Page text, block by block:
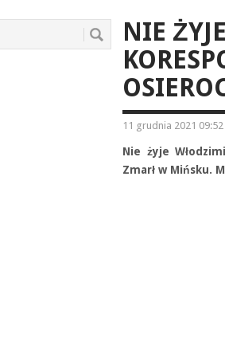
NIE
11 grudnia 2021 09:52
Nie żyje
Zmarł w Mińsku.